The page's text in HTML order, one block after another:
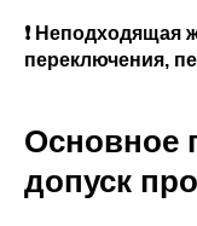
❗ Неподходящая
переключения,
Основное
допуск